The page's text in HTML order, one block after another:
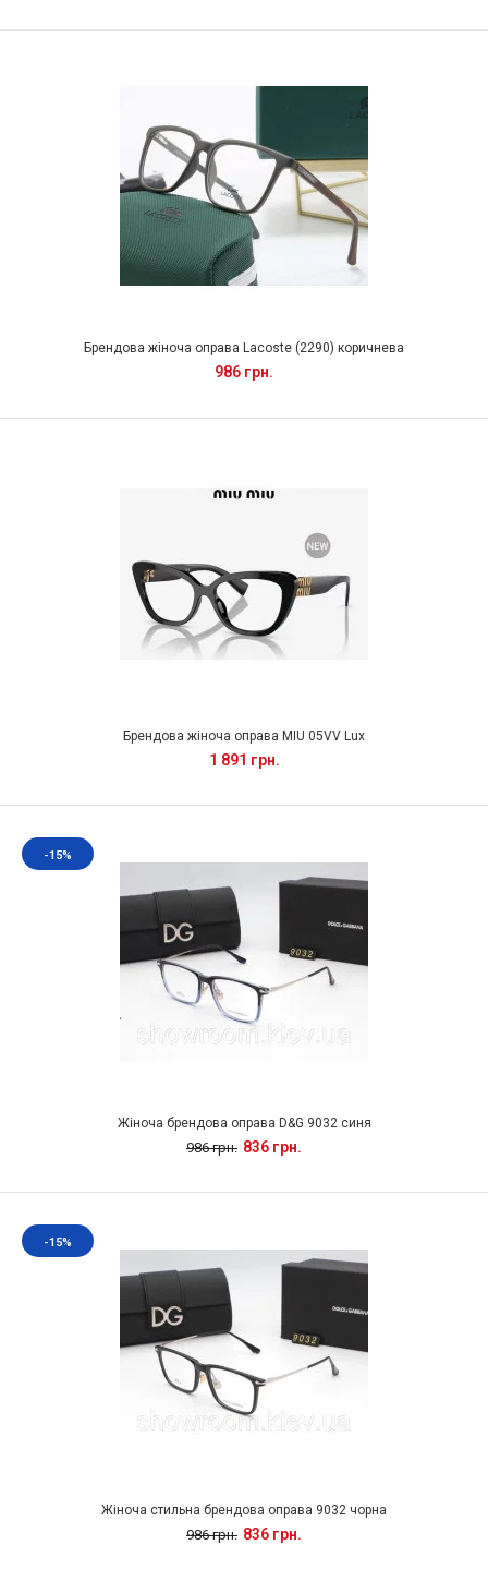
Брендова жіноча оправа Lacoste (2290) коричнева
986 грн.
Брендова жіноча оправа MIU 05VV Lux
1 891 грн.
-15%
Жіноча брендова оправа D&G 9032 синя
986 грн. 836 грн.
-15%
Жіноча стильна брендова оправа 9032 чорна
986 грн. 836 грн.